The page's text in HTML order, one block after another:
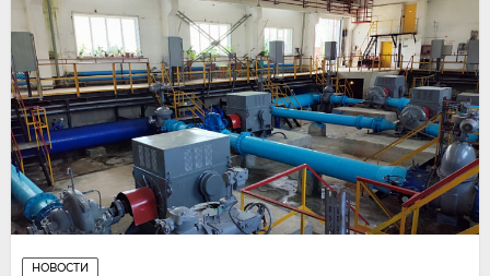
НОВОСТИ